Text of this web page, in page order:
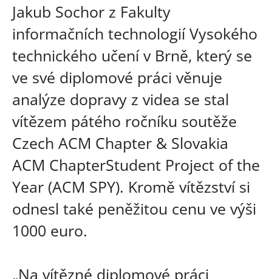
Jakub Sochor z Fakulty
informačních technologií Vysokého
technického učení v Brně, který se
ve své diplomové práci věnuje
analýze dopravy z videa se stal
vítězem pátého ročníku soutěže
Czech ACM Chapter & Slovakia
ACM ChapterStudent Project of the
Year (ACM SPY). Kromě vítězství si
odnesl také peněžitou cenu ve výši
1000 euro.
„Na vítězné diplomové práci